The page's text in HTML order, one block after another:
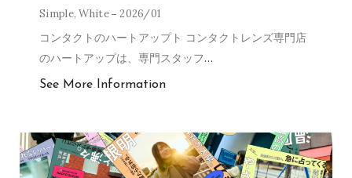
Simple,White 2026/01
コンタクトのハートアップト コンタクトレンズ専門店
のハートアップは、専門スタッフ…
See More Information